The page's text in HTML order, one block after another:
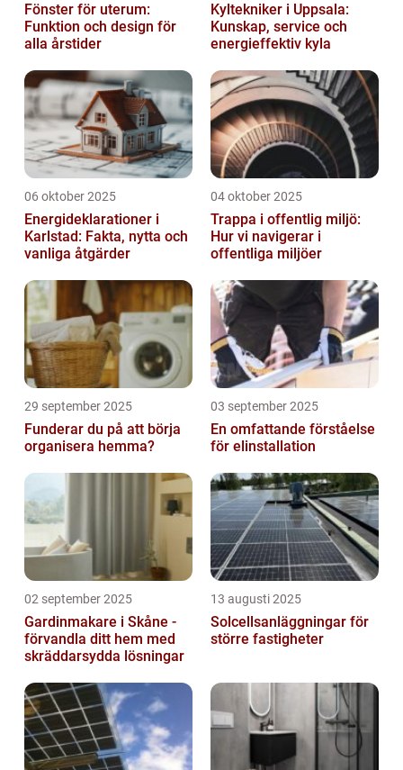
Fönster för uterum:
Funktion och design för
alla årstider
Kyltekniker i Uppsala:
Kunskap, service och
energieffektiv kyla
06 oktober 2025
Energideklarationer i
Karlstad: Fakta, nytta och
vanliga åtgärder
04 oktober 2025
Trappa i offentlig miljö:
Hur vi navigerar i
offentliga miljöer
29 september 2025
Funderar du på att börja
organisera hemma?
03 september 2025
En omfattande förståelse
för elinstallation
02 september 2025
Gardinmakare i Skåne -
förvandla ditt hem med
skräddarsydda lösningar
13 augusti 2025
Solcellsanläggningar för
större fastigheter